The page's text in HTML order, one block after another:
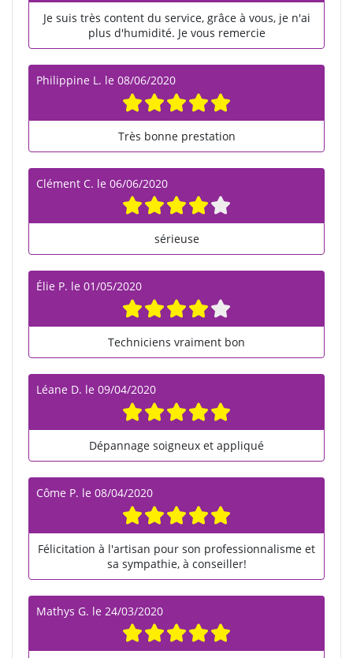
Je suis très content du service, grâce à vous, je n'ai
plus d'humidité. Je vous remercie
Philippine L. le 08/06/2020
Très bonne prestation
Clément C. le 06/06/2020
sérieuse
Élie P. le 01/05/2020
Techniciens vraiment bon
Léane D. le 09/04/2020
Dépannage soigneux et appliqué
Côme P. le 08/04/2020
Félicitation à l'artisan pour son professionnalisme et
sa sympathie, à conseiller!
Mathys G. le 24/03/2020